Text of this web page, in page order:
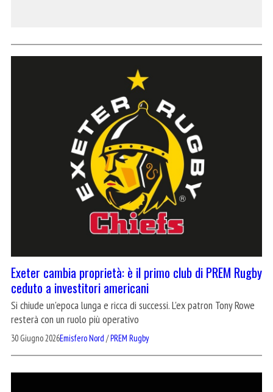
Exeter cambia proprietà: è il primo club di PREM Rugby
ceduto a investitori americani
Si chiude un'epoca lunga e ricca di successi. L'ex patron Tony Rowe
resterà con un ruolo più operativo
30 Giugno 2026Emisfero Nord /PREM Rugby